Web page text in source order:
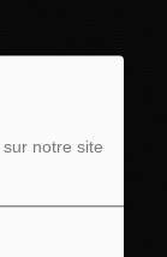
notre site